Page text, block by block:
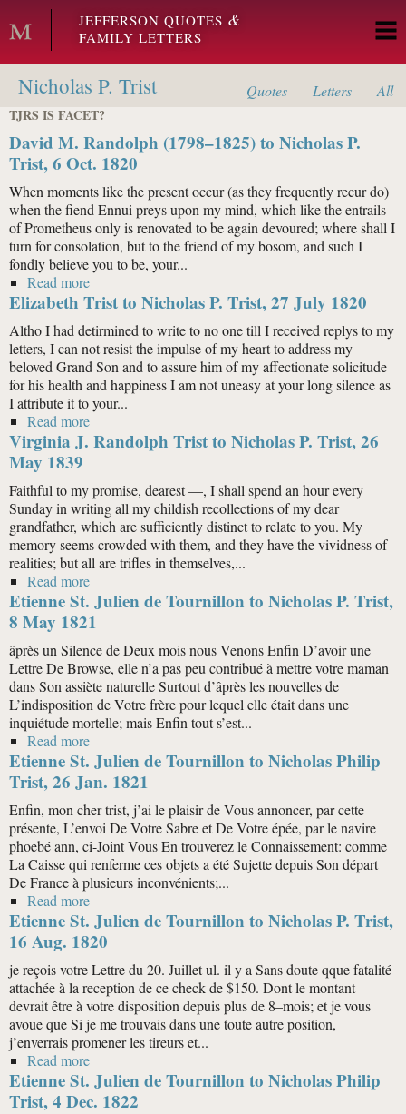
Skip to main content
JEFFERSON QUOTES &
FAMILY LETTERS
Nicholas P. Trist Quotes Letters
All
TJRS IS FACET?
David M. Randolph (1798–1825) to Nicholas P.
Trist, 6 Oct. 1820
When moments like the present occur (as they frequently recur do)
when the fiend Ennui preys upon my mind, which like the entrails
of Prometheus only is renovated to be again devoured; where shall I
turn for consolation, but to the friend of my bosom, and such I
fondly believe you to be, your...
Read more
Trist, 6 Oct. 1820
Elizabeth Trist to Nicholas P. Trist, 27 July 1820
Altho I had detirmined to write to no one till I received replys to my
letters, I can not resist the impulse of my heart to address my
beloved Grand Son and to assure him of my affectionate solicitude
for his health and happiness I am not uneasy at your long silence as
I attribute it to your...
Read more
Virginia J. Randolph Trist to Nicholas P. Trist, 26
May 1839
Faithful to my promise, dearest —, I shall spend an hour every
Sunday in writing all my childish recollections of my dear
grandfather, which are sufficiently distinct to relate to you. My
memory seems crowded with them, and they have the vividness of
realities; but all are trifles in themselves,...
Read more
26 May 1839
Etienne St. Julien de Tournillon to Nicholas P. Trist,
8 May 1821
âprès un Silence de Deux mois nous Venons Enfin D’avoir une
Lettre De Browse, elle n’a pas peu contribué à mettre votre maman
dans Son assiète naturelle Surtout d’âprès les nouvelles de
L’indisposition de Votre frère pour lequel elle était dans une
inquiétude mortelle; mais Enfin tout s’est...
Read more
Trist, 8 May 1821
Etienne St. Julien de Tournillon to Nicholas Philip
Trist, 26 Jan. 1821
Enfin, mon cher trist, j’ai le plaisir de Vous annoncer, par cette
présente, L’envoi De Votre Sabre et De Votre épée, par le navire
phoebé ann, ci-Joint Vous En trouverez le Connaissement: comme
La Caisse qui renferme ces objets a été Sujette depuis Son départ
De France à plusieurs inconvénients;...
Read more
Philip Trist, 26 Jan. 1821
Etienne St. Julien de Tournillon to Nicholas P. Trist,
16 Aug. 1820
je reçois votre Lettre du 20. Juillet ul. il y a Sans doute qque fatalité
attachée à la reception de ce check de $150. Dont le montant
devrait être à votre disposition depuis plus de 8–mois; et je vous
avoue que Si je me trouvais dans une toute autre position,
j’enverrais promener les tireurs et...
Read more
Trist, 16 Aug. 1820
Etienne St. Julien de Tournillon to Nicholas Philip
Trist, 4 Dec. 1822